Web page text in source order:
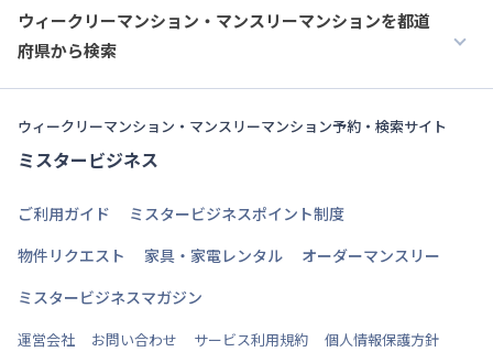
ウィークリーマンション・マンスリーマンションを都道
府県から検索
ウィークリーマンション・マンスリーマンション予約・検索サイト
ミスタービジネス
ご利用ガイド
ミスタービジネスポイント制度
物件リクエスト
家具・家電レンタル
オーダーマンスリー
ミスタービジネスマガジン
運営会社 お問い合わせ サービス利用規約 個人情報保護方針